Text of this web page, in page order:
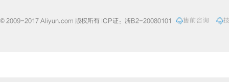
© 2009-2017 Aliyun.com 版权所有 ICP证：浙B2-20080101 售前咨询